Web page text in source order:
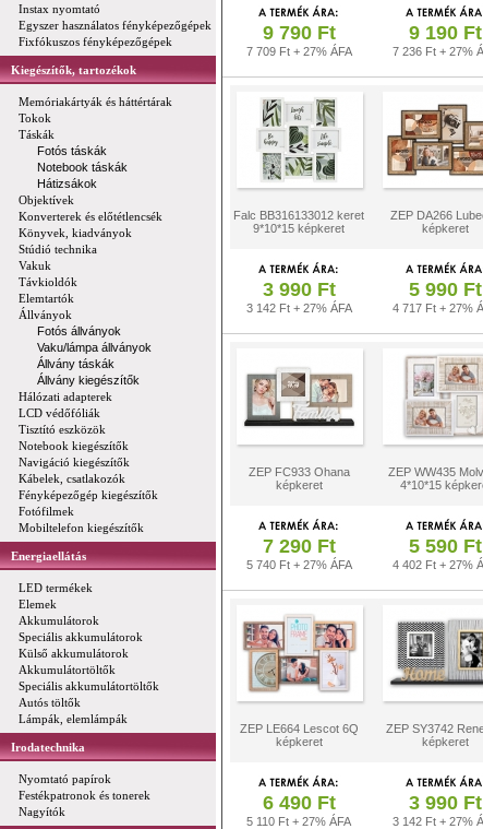
Instax nyomtató
Egyszer használatos fényképezőgépek
Fixfókuszos fényképezőgépek
Kiegészítők, tartozékok
Memóriakártyák és háttértárak
Tokok
Táskák
Fotós táskák
Notebook táskák
Hátizsákok
Objektívek
Konverterek és előtétlencsék
Könyvek, kiadványok
Stúdió technika
Vakuk
Távkioldók
Elemtartók
Állványok
Fotós állványok
Vaku/lámpa állványok
Állvány táskák
Állvány kiegészítők
Hálózati adapterek
LCD védőfóliák
Tisztító eszközök
Notebook kiegészítők
Navigáció kiegészítők
Kábelek, csatlakozók
Fényképezőgép kiegészítők
Fotófilmek
Mobiltelefon kiegészítők
Energiaellátás
LED termékek
Elemek
Akkumulátorok
Speciális akkumulátorok
Külső akkumulátorok
Akkumulátortöltők
Speciális akkumulátortöltők
Autós töltők
Lámpák, elemlámpák
Irodatechnika
Nyomtató papírok
Festékpatronok és tonerek
Nagyítók
9 790 Ft
7 709 Ft + 27% ÁFA
9 190 Ft
7 236 Ft + 27%
Falc BB316133012 keret
9*10*15 képkeret
ZEP DA266
képkeret
3 990 Ft
3 142 Ft + 27% ÁFA
5 990 Ft
4 717 Ft + 27%
ZEP FC933 Ohana
képkeret
ZEP WW435
4*10*15
7 290 Ft
5 740 Ft + 27% ÁFA
5 590 Ft
4 402 Ft + 27%
ZEP LE664 Lescot 6Q
képkeret
ZEP SY3742
képkeret
6 490 Ft
5 110 Ft + 27% ÁFA
3 990 Ft
3 142 Ft + 27%